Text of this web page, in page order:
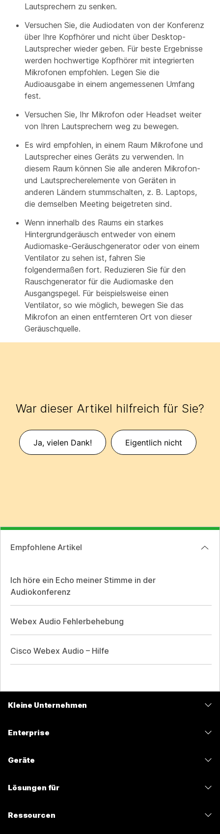
Lautsprechern zu senken.
Versuchen Sie, die Audiodaten von der Konferenz
über Ihre Kopfhörer und nicht über Desktop-
Lautsprecher wieder geben. Für beste Ergebnisse
werden hochwertige Kopfhörer mit integrierten
Mikrofonen empfohlen. Legen Sie die
Audioausgabe in einem angemessenen Umfang
fest.
Versuchen Sie, Ihr Mikrofon oder Headset weiter
von Ihren Lautsprechern weg zu bewegen.
Es wird empfohlen, in einem Raum Mikrofone und
Lautsprecher eines Geräts zu verwenden. In
diesem Raum können Sie alle anderen Mikrofon-
und Lautsprecherelemente von Geräten in
anderen Ländern stummschalten, z. B. Laptops,
die demselben Meeting beigetreten sind.
Wenn innerhalb des Raums ein starkes
Hintergrundgeräusch entweder von einem
Audiomaske-Geräuschgenerator oder von einem
Ventilator zu sehen ist, fahren Sie
folgendermaßen fort. Reduzieren Sie für den
Rauschgenerator für die Audiomaske den
Ausgangspegel. Für beispielsweise einen
Ventilator, so wie möglich, bewegen Sie das
Mikrofon an einen entfernteren Ort von dieser
Geräuschquelle.
War dieser Artikel hilfreich für Sie?
Ja, vielen Dank! Eigentlich nicht
Empfohlene Artikel
Ich höre ein Echo meiner Stimme in der
Audiokonferenz
Webex Audio Fehlerbehebung
Cisco Webex Audio – Hilfe
Kleine Unternehmen
Enterprise
Geräte
Lösungen für
Ressourcen